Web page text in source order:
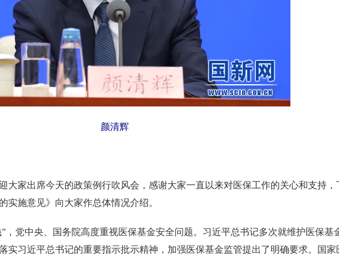
颜清辉
大家出席今天的政策例行吹风会，感谢大家一直以来对医保工作的关心和支持，
实施意见》向大家作总体情况介绍。
，党中央、国务院高度重视医保基金安全问题。习近平总书记多次就维护医保基
实习近平总书记的重要指示批示精神，加强医保基金监管提出了明确要求。国家